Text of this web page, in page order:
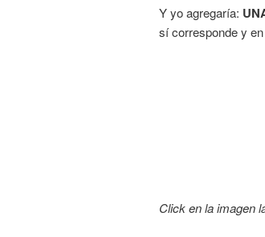
Y yo agregaría:
sí corresponde y
Click en la imagen